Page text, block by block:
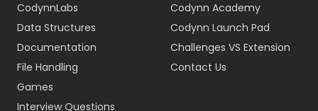
CodynnLabs
Data Structures
Documentation
File Handling
Games
Interview Questions
Codynn Academy
Codynn Launch Pad
Challenges VS Extension
Contact Us